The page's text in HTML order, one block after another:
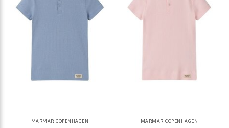
MARMAR COPENHAGEN MARMAR COPENHAGEN